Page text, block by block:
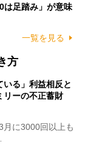
は足踏み」が意味
一覧を見る
方
いる」利益相反と
リーの不正蓄財
に3000回以上も